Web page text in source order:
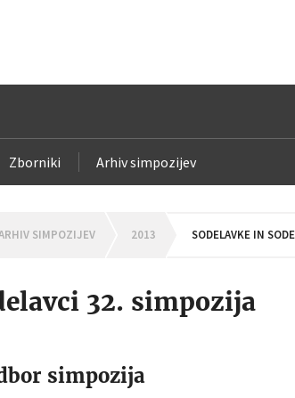
Zborniki Arhiv simpozijev
SIMPOZIJEV 2013 SODELAVKE IN
32. simpozija
simpozija